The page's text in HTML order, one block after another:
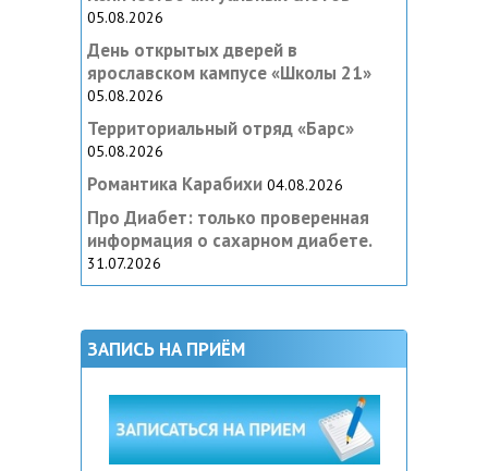
05.08.2026
День открытых дверей в
ярославском кампусе «‎Школы 21»
05.08.2026
Территориальный отряд «Барс»
05.08.2026
Романтика Карабихи 04.08.2026
Про Диабет: только проверенная
информация о сахарном диабете.
31.07.2026
ЗАПИСЬ НА ПРИЁМ